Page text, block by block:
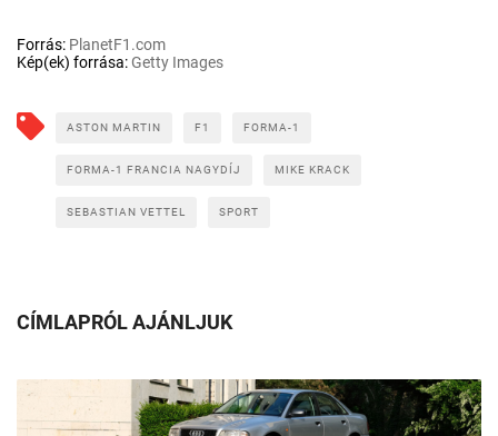
Forrás: PlanetF1.com
Kép(ek) forrása:Getty Images
ASTON MARTIN F1 FORMA-1
FORMA-1 FRANCIA NAGYDÍJ MIKE KRACK
SEBASTIAN VETTEL SPORT
CÍMLAPRÓL AJÁNLJUK